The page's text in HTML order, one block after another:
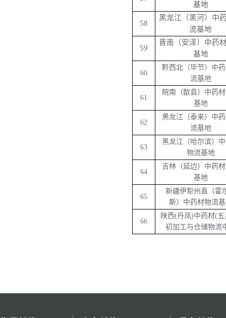
基地
58
黑龙江（黑河）中
流基地
59
晋南（安泽）中药
基地
60
黔西北（毕节）中
流基地
61
皖南（歙县）中药
基地
62
黑龙江（泰来）中
流基地
63
黑龙江（哈尔滨）
物流基地
64
吉林（延边）中药
基地
65
新疆伊犁州直（霍
斯）中药材物流
66
陕西(丹凤)中药材(
初加工与仓储物流